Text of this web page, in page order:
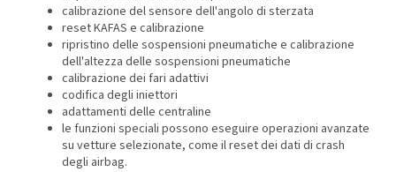
calibrazione del sensore dell'angolo di sterzata
reset KAFAS e calibrazione
ripristino delle sospensioni pneumatiche e calibrazione
dell'altezza delle sospensioni pneumatiche
calibrazione dei fari adattivi
codifica degli iniettori
adattamenti delle centraline
le funzioni speciali possono eseguire operazioni avanzate
su vetture selezionate, come il reset dei dati di crash
degli airbag.